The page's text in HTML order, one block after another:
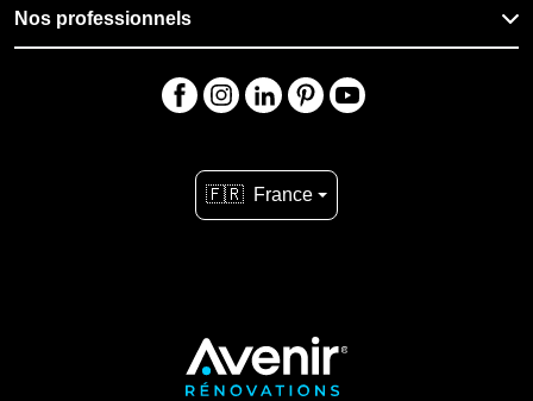
Nos professionnels
🇫🇷 France